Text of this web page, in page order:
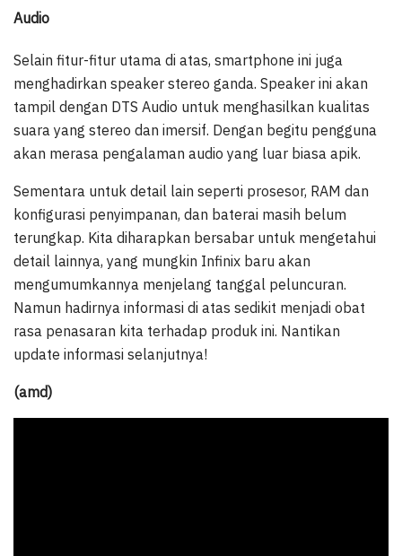
Audio
Selain fitur-fitur utama di atas, smartphone ini juga
menghadirkan speaker stereo ganda. Speaker ini akan
tampil dengan DTS Audio untuk menghasilkan kualitas
suara yang stereo dan imersif. Dengan begitu pengguna
akan merasa pengalaman audio yang luar biasa apik.
Sementara untuk detail lain seperti prosesor, RAM dan
konfigurasi penyimpanan, dan baterai masih belum
terungkap. Kita diharapkan bersabar untuk mengetahui
detail lainnya, yang mungkin Infinix baru akan
mengumumkannya menjelang tanggal peluncuran.
Namun hadirnya informasi di atas sedikit menjadi obat
rasa penasaran kita terhadap produk ini. Nantikan
update informasi selanjutnya!
(amd)